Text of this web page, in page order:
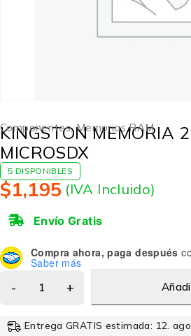
Componentes,Memorias RAM
KINGSTON MEMORIA
MICROSDX
5 DISPONIBLES
$1,195 (IVA Incluido)
Envío Gratis
Compra ahora, paga después
Saber más
Entrega GRATIS estimada: 12.